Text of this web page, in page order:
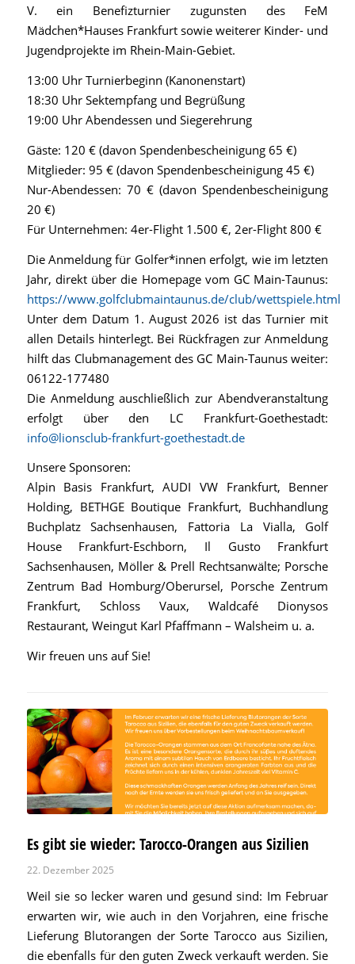
V. ein Benefizturnier zugunsten des FeM
Mädchen*Hauses Frankfurt sowie weiterer Kinder- und
Jugendprojekte im Rhein-Main-Gebiet.
13:00 Uhr Turnierbeginn (Kanonenstart)
18:30 Uhr Sektempfang und Begrüßung
19:00 Uhr Abendessen und Siegerehrung
Gäste: 120 € (davon Spendenbescheinigung 65 €)
Mitglieder: 95 € (davon Spendenbescheinigung 45 €)
Nur-Abendessen: 70 € (davon Spendenbescheinigung
20 €)
Für Unternehmen: 4er-Flight 1.500 €, 2er-Flight 800 €
Die Anmeldung für Golfer*innen erfolgt, wie im letzten
Jahr, direkt über die Homepage vom GC Main-Taunus:
https://www.golfclubmaintaunus.de/club/wettspiele.html
Unter dem Datum 1. August 2026 ist das Turnier mit
allen Details hinterlegt. Bei Rückfragen zur Anmeldung
hilft das Clubmanagement des GC Main-Taunus weiter:
06122-177480
Die Anmeldung auschließlich zur Abendveranstaltung
erfolgt über den LC Frankfurt-Goethestadt:
info@lionsclub-frankfurt-goethestadt.de
Unsere Sponsoren:
Alpin Basis Frankfurt, AUDI VW Frankfurt, Benner
Holding, BETHGE Boutique Frankfurt, Buchhandlung
Buchplatz Sachsenhausen, Fattoria La Vialla, Golf
House Frankfurt-Eschborn, Il Gusto Frankfurt
Sachsenhausen, Möller & Prell Rechtsanwälte; Porsche
Zentrum Bad Homburg/Oberursel, Porsche Zentrum
Frankfurt, Schloss Vaux, Waldcafé Dionysos
Restaurant, Weingut Karl Pfaffmann – Walsheim u. a.
Wir freuen uns auf Sie!
Es gibt sie wieder: Tarocco-Orangen aus Sizilien
22. Dezember 2025
Weil sie so lecker waren und gesund sind: Im Februar
erwarten wir, wie auch in den Vorjahren, eine frische
Lieferung Blutorangen der Sorte Tarocco aus Sizilien,
die ebenfalls für den guten Zweck verkauft werden. Sie